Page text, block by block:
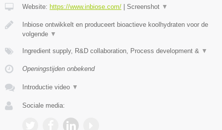
Website: https://www.inbiose.com/ Screenshot ▼
Inbiose ontwikkelt en produceert bioactieve koolhydraten voor de
volgende ▼
Ingredient supply, R&D collaboration, Process development & ▼
Openingstijden onbekend
Introductie video ▼
Sociale media: